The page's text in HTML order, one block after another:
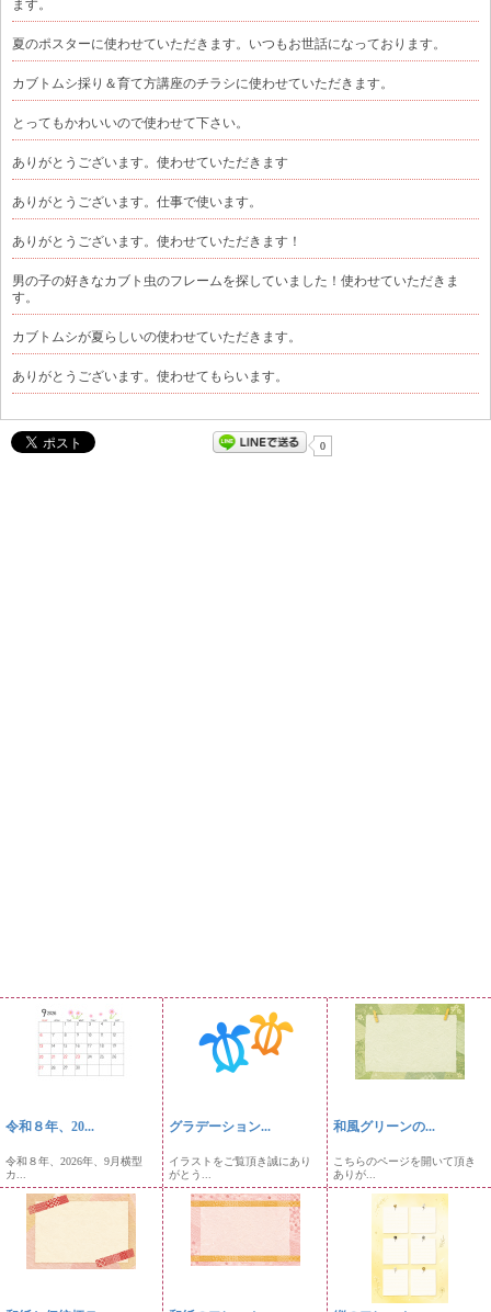
ます。
夏のポスターに使わせていただきます。いつもお世話になっております。
カブトムシ採り＆育て方講座のチラシに使わせていただきます。
とってもかわいいので使わせて下さい。
ありがとうございます。使わせていただきます
ありがとうございます。仕事で使います。
ありがとうございます。使わせていただきます！
男の子の好きなカブト虫のフレームを探していました！使わせていただきま
す。
カブトムシが夏らしいの使わせていただきます。
ありがとうございます。使わせてもらいます。
0
令和８年、20...
令和８年、2026年、9月横型
カ...
グラデーション...
イラストをご覧頂き誠にあり
がとう...
和風グリーンの...
こちらのページを開いて頂き
ありが...